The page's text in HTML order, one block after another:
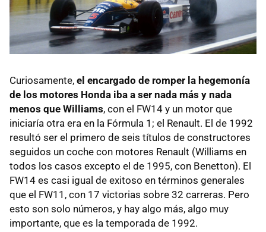
Curiosamente, el encargado de romper la hegemonía
de los motores Honda iba a ser nada más y nada
menos que Williams, con el FW14 y un motor que
iniciaría otra era en la Fórmula 1; el Renault. El de 1992
resultó ser el primero de seis títulos de constructores
seguidos un coche con motores Renault (Williams en
todos los casos excepto el de 1995, con Benetton). El
FW14 es casi igual de exitoso en términos generales
que el FW11, con 17 victorias sobre 32 carreras. Pero
esto son solo números, y hay algo más, algo muy
importante, que es la temporada de 1992.